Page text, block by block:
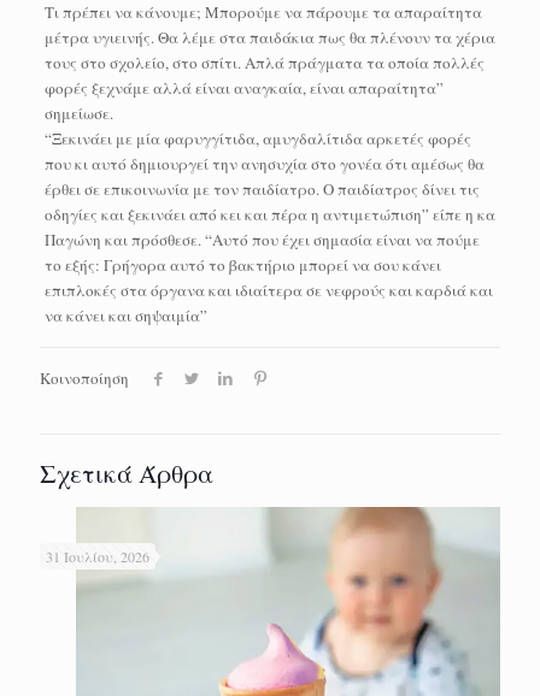
Τι πρέπει να κάνουμε; Μπορούμε να πάρουμε τα απαραίτητα
μέτρα υγιεινής. Θα λέμε στα παιδάκια πως θα πλένουν τα χέρια
τους στο σχολείο, στο σπίτι. Απλά πράγματα τα οποία πολλές
φορές ξεχνάμε αλλά είναι αναγκαία, είναι απαραίτητα”
σημείωσε.
“Ξεκινάει με μία φαρυγγίτιδα, αμυγδαλίτιδα αρκετές φορές
που κι αυτό δημιουργεί την ανησυχία στο γονέα ότι αμέσως θα
έρθει σε επικοινωνία με τον παιδίατρο. Ο παιδίατρος δίνει τις
οδηγίες και ξεκινάει από κει και πέρα η αντιμετώπιση” είπε η κα
Παγώνη και πρόσθεσε. “Αυτό που έχει σημασία είναι να πούμε
το εξής: Γρήγορα αυτό το βακτήριο μπορεί να σου κάνει
επιπλοκές στα όργανα και ιδιαίτερα σε νεφρούς και καρδιά και
να κάνει και σηψαιμία”
Κοινοποίηση
Σχετικά Άρθρα
31 Ιουλίου, 2026